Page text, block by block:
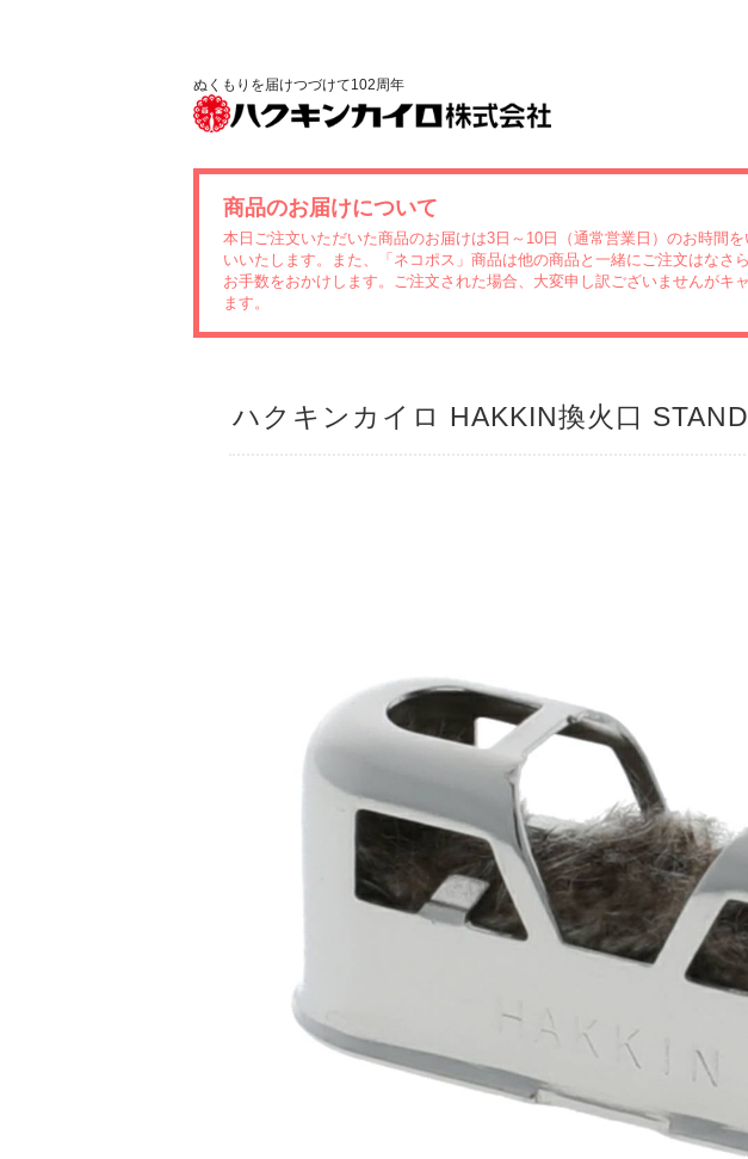
ぬくもりを届けつづけて102周年
商品のお届けについて
本日ご注文いただいた商品のお届けは3日～10日（通常営業日）のお時間
いいたします。また、「ネコポス」商品は他の商品と一緒にご注文はなさ
お手数をおかけします。ご注文された場合、大変申し訳ございませんがキ
ます。
ハクキンカイロ HAKKIN換火口